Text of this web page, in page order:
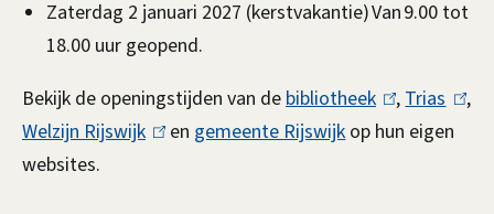
Zaterdag 2 januari 2027 (kerstvakantie) Van 9.00 tot
18.00 uur geopend.
Bekijk de openingstijden van debibliotheek
l
,Trias(
l
,
Welzijn Rijswijk
en gemeente Rijswijkop hun eigen
websites.